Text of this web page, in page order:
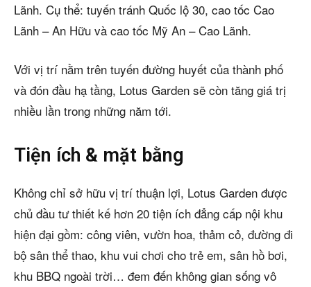
Lãnh. Cụ thể: tuyến tránh Quốc lộ 30, cao tốc Cao
Lãnh – An Hữu và cao tốc Mỹ An – Cao Lãnh.
Với vị trí nằm trên tuyến đường huyết của thành phố
và đón đầu hạ tầng, Lotus Garden sẽ còn tăng giá trị
nhiều lần trong những năm tới.
Tiện ích & mặt bằng
Không chỉ sở hữu vị trí thuận lợi, Lotus Garden được
chủ đầu tư thiết kế hơn 20 tiện ích đẳng cấp nội khu
hiện đại gồm: công viên, vườn hoa, thảm cỏ, đường đi
bộ sân thể thao, khu vui chơi cho trẻ em, sân hồ bơi,
khu BBQ ngoài trời… đem đến không gian sống vô